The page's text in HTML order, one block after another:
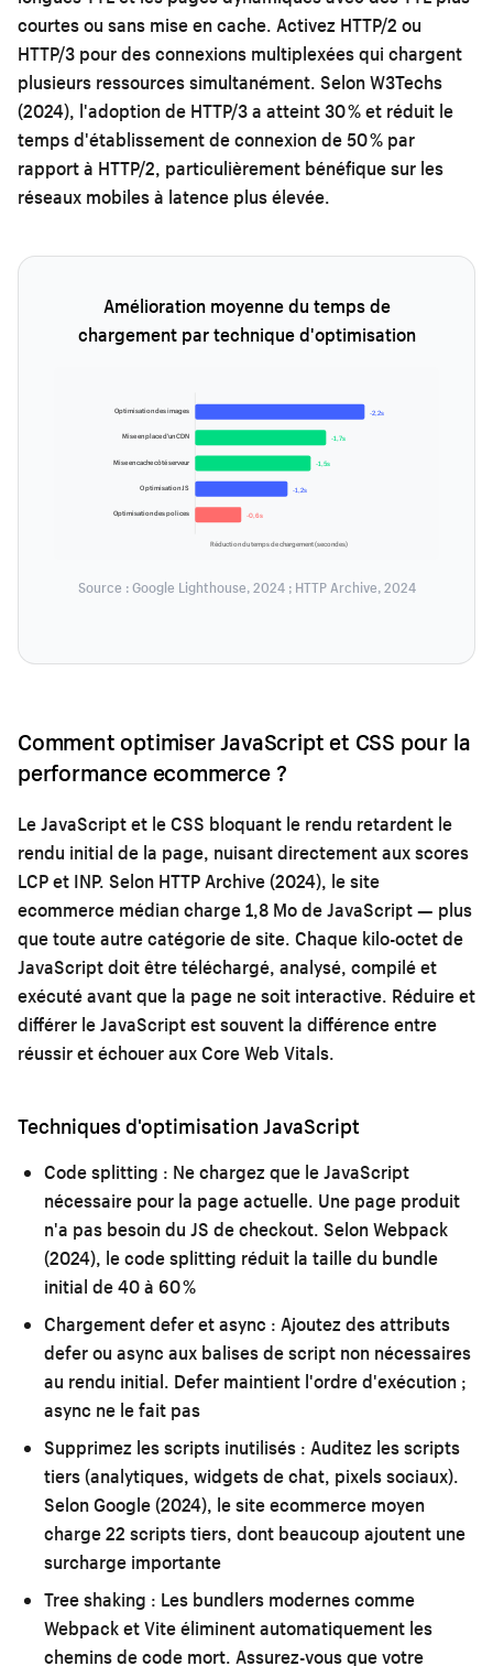
courtes ou sans mise en cache. Activez HTTP/2 ou
HTTP/3 pour des connexions multiplexées qui chargent
plusieurs ressources simultanément. Selon W3Techs
(2024), l'adoption de HTTP/3 a atteint 30 % et réduit le
temps d'établissement de connexion de 50 % par
rapport à HTTP/2, particulièrement bénéfique sur les
réseaux mobiles à latence plus élevée.
Amélioration moyenne du temps de
chargement par technique d'optimisation
Optimisation des images -2,2s
Mise en place d'un CDN -1,7s
Mise en cache côté serveur -1,5s
Optimisation JS -1,2s
Optimisation des polices -0,6s
Réduction du temps de chargement (secondes)
Source : Google Lighthouse, 2024 ; HTTP Archive, 2024
Comment optimiser JavaScript et CSS pour la
performance ecommerce ?
Le JavaScript et le CSS bloquant le rendu retardent le
rendu initial de la page, nuisant directement aux scores
LCP et INP. Selon HTTP Archive (2024), le site
ecommerce médian charge 1,8 Mo de JavaScript — plus
que toute autre catégorie de site. Chaque kilo-octet de
JavaScript doit être téléchargé, analysé, compilé et
exécuté avant que la page ne soit interactive. Réduire et
différer le JavaScript est souvent la différence entre
réussir et échouer aux Core Web Vitals.
Techniques d'optimisation JavaScript
Code splitting : Ne chargez que le JavaScript
nécessaire pour la page actuelle. Une page produit
n'a pas besoin du JS de checkout. Selon Webpack
(2024), le code splitting réduit la taille du bundle
initial de 40 à 60 %
Chargement defer et async : Ajoutez des attributs
defer ou async aux balises de script non nécessaires
au rendu initial. Defer maintient l'ordre d'exécution ;
async ne le fait pas
Supprimez les scripts inutilisés : Auditez les scripts
tiers (analytiques, widgets de chat, pixels sociaux).
Selon Google (2024), le site ecommerce moyen
charge 22 scripts tiers, dont beaucoup ajoutent une
surcharge importante
Tree shaking : Les bundlers modernes comme
Webpack et Vite éliminent automatiquement les
chemins de code mort. Assurez-vous que votre